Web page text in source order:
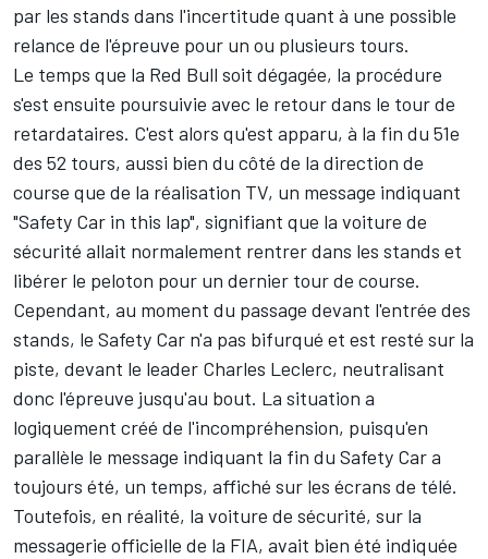
par les stands dans l'incertitude quant à une possible
relance de l'épreuve pour un ou plusieurs tours.
Le temps que la Red Bull soit dégagée, la procédure
s'est ensuite poursuivie avec le retour dans le tour de
retardataires. C'est alors qu'est apparu, à la fin du 51e
des 52 tours, aussi bien du côté de la direction de
course que de la réalisation TV, un message indiquant
"Safety Car in this lap", signifiant que la voiture de
sécurité allait normalement rentrer dans les stands et
libérer le peloton pour un dernier tour de course.
Cependant, au moment du passage devant l'entrée des
stands, le Safety Car n'a pas bifurqué et est resté sur la
piste, devant le leader Charles Leclerc, neutralisant
donc l'épreuve jusqu'au bout. La situation a
logiquement créé de l'incompréhension, puisqu'en
parallèle le message indiquant la fin du Safety Car a
toujours été, un temps, affiché sur les écrans de télé.
Toutefois, en réalité, la voiture de sécurité, sur la
messagerie officielle de la FIA, avait bien été indiquée